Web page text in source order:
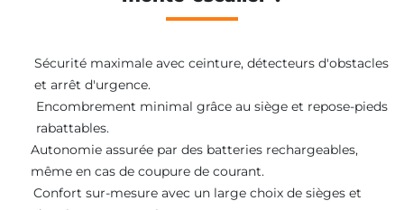
Sécurité maximale avec ceinture, détecteurs d'obstacles
et arrêt d'urgence.
Encombrement minimal grâce au siège et repose-pieds
rabattables.
Autonomie assurée par des batteries rechargeables,
même en cas de coupure de courant.
Confort sur-mesure avec un large choix de sièges et